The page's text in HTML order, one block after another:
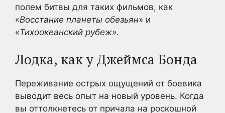
полем битвы для таких фильмов, как
«Восстание планеты обезьян» и
«Тихоокеанский рубеж».
Лодка, как у Джеймса Бонда
Переживание острых ощущений от боевика
выводит весь опыт на новый уровень. Когда
вы оттолкнетесь от причала на роскошной